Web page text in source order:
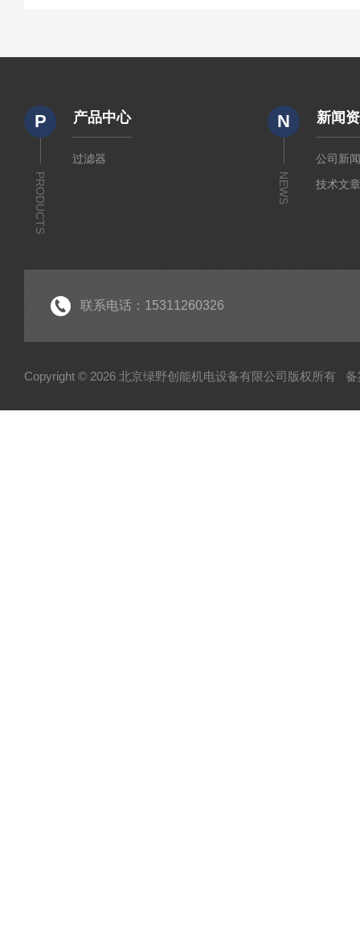
P
PRODUCTS
产品中心
过滤器
N
NEWS
新闻
公司新
技术文
联系电话：15311260326
Copyright © 2026 北京绿野创能机电设备有限公司版权所有 备